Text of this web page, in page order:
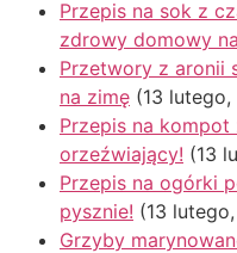
Przepis na sok z
zdrowy domowy
Przetwory z aronii
na zimę (13
Przepis na
orzeźwiający! (13
Przepis na ogórki
pysznie! (13
Grzyby